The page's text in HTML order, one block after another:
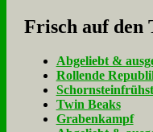
Frisch auf den
Ab­ge­liebt &
Rol­len­de
Twin Beaks
Gra­ben­kampf